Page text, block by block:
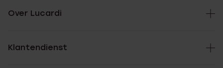
Over Lucardi
Klantendienst